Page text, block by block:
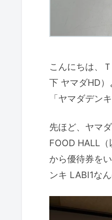
こんにちは、
下 ヤマダHD）
「ヤマダデン
先ほど、ヤマ
FOOD HALL
から優待券を
ンキ LABI1な